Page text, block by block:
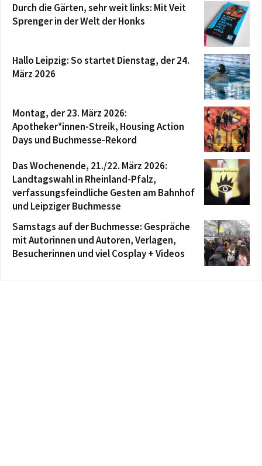
Durch die Gärten, sehr weit links: Mit Veit
Sprenger in der Welt der Honks
Hallo Leipzig: So startet Dienstag, der 24.
März 2026
Montag, der 23. März 2026:
Apotheker*innen-Streik, Housing Action
Days und Buchmesse-Rekord
Das Wochenende, 21./22. März 2026:
Landtagswahl in Rheinland-Pfalz,
verfassungsfeindliche Gesten am Bahnhof
und Leipziger Buchmesse
Samstags auf der Buchmesse: Gespräche
mit Autorinnen und Autoren, Verlagen,
Besucherinnen und viel Cosplay + Videos